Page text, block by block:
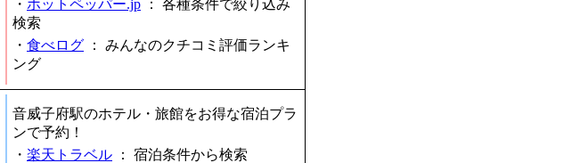
・ ホットペッパー.jp ： 各種条件で絞り込み
検索
・ 食べログ ： みんなのクチコミ評価ランキ
ング
音威子府駅のホテル・旅館をお得な宿泊プラ
ンで予約！
・ 楽天トラベル ： 宿泊条件から検索